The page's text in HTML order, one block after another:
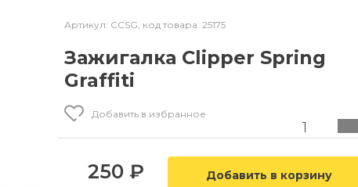
Артикул: CCSG, код товара: 25175
Зажигалка Clipper Spring
Graffiti
Добавить в избранное
250 ₽